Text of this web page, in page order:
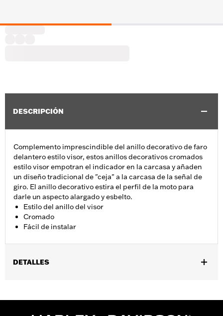
DESCRIPCIÓN
Complemento imprescindible del anillo decorativo de faro
delantero estilo visor, estos anillos decorativos cromados
estilo visor empotran el indicador en la carcasa y añaden
un diseño tradicional de "ceja" a la carcasa de la señal de
giro. El anillo decorativo estira el perfil de la moto para
darle un aspecto alargado y esbelto.
Estilo del anillo del visor
Cromado
Fácil de instalar
DETALLES